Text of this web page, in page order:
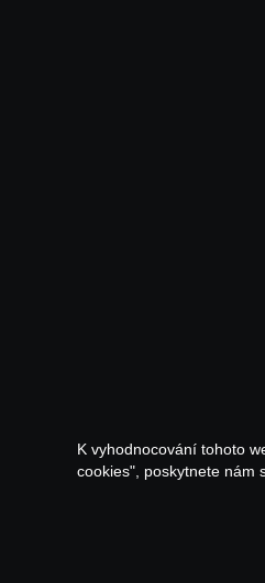
K vyhodnocování tohoto
cookies", poskytnete nám